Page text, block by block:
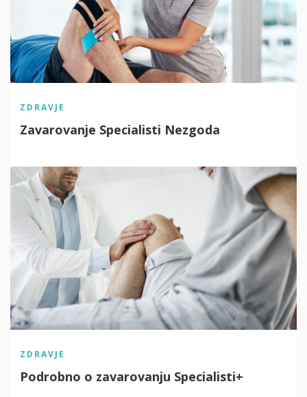
ZDRAVJE
Zavarovanje Specialisti Nezgoda
ZDRAVJE
Podrobno o zavarovanju Specialisti+